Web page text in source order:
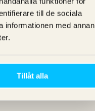
till de sociala
informationen med annan
Tillåt alla